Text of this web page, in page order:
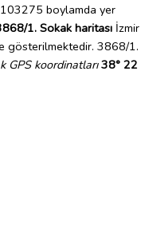
boylamda yer
1. Sokak haritası İzmir
gösterilmektedir. 3868/1.
GPS koordinatları 38° 22